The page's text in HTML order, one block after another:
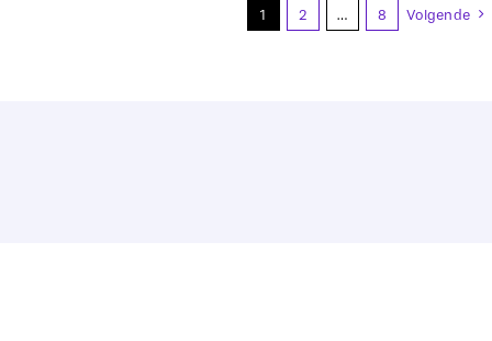
1 2 … 8 Volgende